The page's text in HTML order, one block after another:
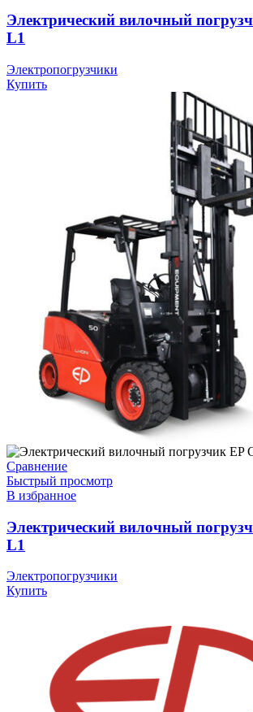
Электрический вилочный
L1
Электропогрузчики
Купить
Сравнение
Быстрый просмотр
В избранное
Электрический вилочный
L1
Электропогрузчики
Купить